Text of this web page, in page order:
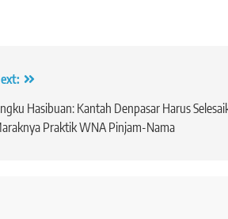
Hasibuan: Kantah Denpasar Harus
Praktik WNA Pinjam-Nama